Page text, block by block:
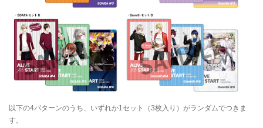
以下の4パターンのうち、いずれか1セット（3枚入り）がランダムでつきま
す。